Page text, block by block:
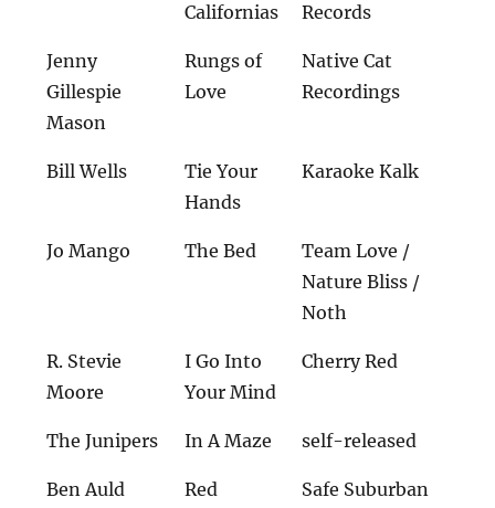
Californias
Records
Jenny
Gillespie
Mason
Rungs of
Love
Native Cat
Recordings
Bill Wells
Tie Your
Hands
Karaoke Kalk
Jo Mango The Bed
Team Love /
Nature Bliss /
Noth
R. Stevie
Moore
I Go Into
Your Mind
Cherry Red
The Junipers In A Maze self-released
Ben Auld
Red
Safe Suburban